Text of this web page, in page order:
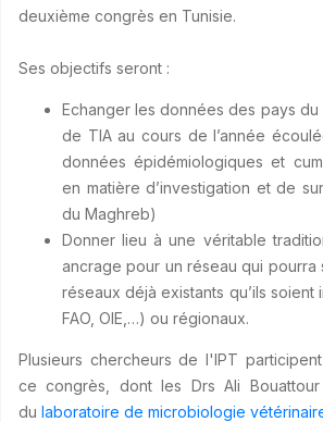
deuxième congrès en Tunisie.
Ses objectifs seront :
Echanger les données des pays
de TIA au cours de l’année
données épidémiologiques et
en matière d’investigation et de
du Maghreb)
Donner lieu à une véritable
ancrage pour un réseau qui pourra
réseaux déjà existants qu’ils soient
FAO, OIE,…) ou régionaux.
Plusieurs chercheurs de l'IPT
ce congrès, dont les Drs Ali
du laboratoire de microbiologie